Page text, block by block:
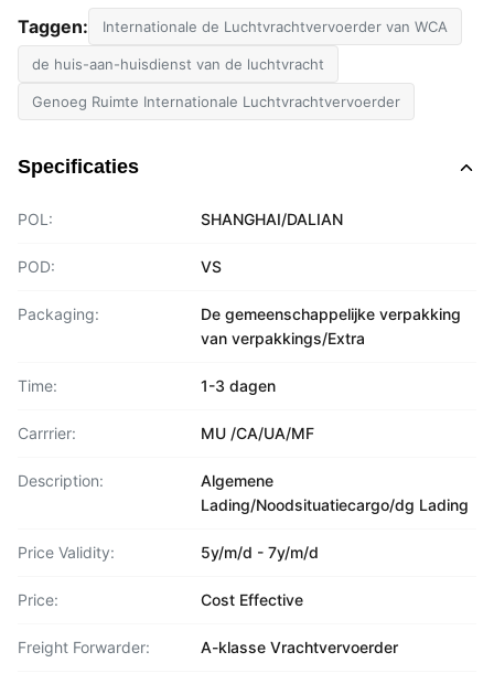
Taggen: Internationale de Luchtvrachtvervoerder van WCA
de huis-aan-huisdienst van de luchtvracht
Genoeg Ruimte Internationale Luchtvrachtvervoerder
Specificaties
POL: SHANGHAI/DALIAN
POD: VS
Packaging:
De gemeenschappelijke verpakking
van verpakkings/Extra
Time: 1-3 dagen
Carrrier: MU /CA/UA/MF
Description:
Algemene
Lading/Noodsituatiecargo/dg Lading
Price Validity: 5y/m/d - 7y/m/d
Price: Cost Effective
Freight Forwarder: A-klasse Vrachtvervoerder